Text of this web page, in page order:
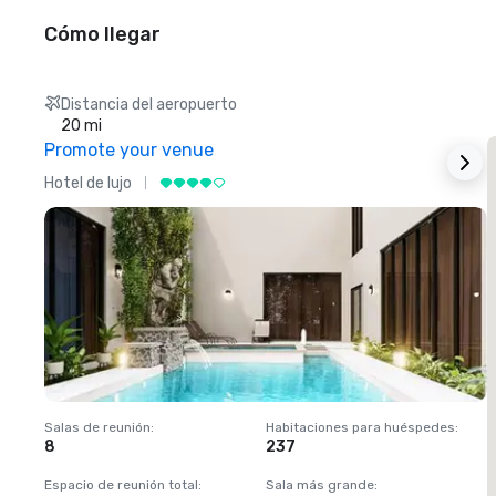
Cómo llegar
Distancia del aeropuerto
20 mi
Promote your venue
Hotel de lujo
Salas de reunión:
8
Habitaciones para huéspedes:
237
Espacio de reunión total: Sala más grande: